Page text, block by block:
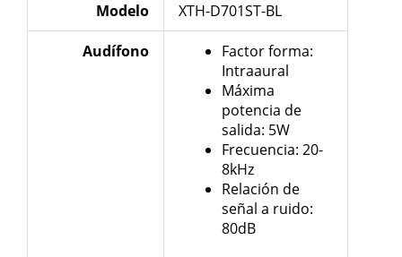
Modelo XTH-D701ST-BL
Audífono
Factor forma:
Intraaural
Máxima
potencia de
salida: 5W
Frecuencia: 20-
8kHz
Relación de
señal a ruido:
80dB